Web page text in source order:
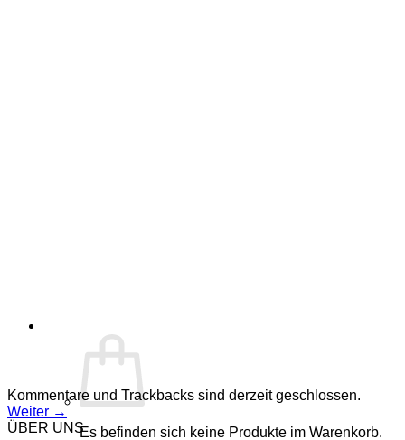
Es befinden sich keine Produkte im Warenkorb.
Kommentare und Trackbacks sind derzeit geschlossen.
Weiter →
ÜBER UNS